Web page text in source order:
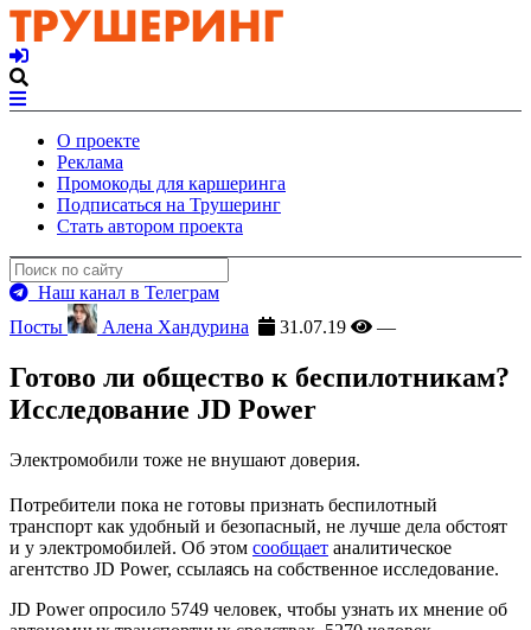
О проекте
Реклама
Промокоды для каршеринга
Подписаться на Трушеринг
Стать автором проекта
Наш канал в Телеграм
Посты
Алена Хандурина 31.07.19 —
Готово ли общество к беспилотникам?
Исследование JD Power
Электромобили тоже не внушают доверия.
Потребители пока не готовы признать беспилотный
транспорт как удобный и безопасный, не лучше дела обстоят
и у электромобилей. Об этом сообщает аналитическое
агентство JD Power, ссылаясь на собственное исследование.
JD Power опросило 5749 человек, чтобы узнать их мнение об